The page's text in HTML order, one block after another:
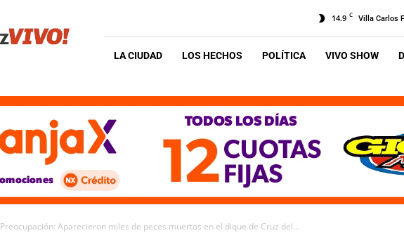
14.9 C Villa Carlos
LA CIUDAD LOS HECHOS POLÍTICA VIVO SHOW
Preocupación: Aparecieron miles de peces muertos en el dique de Cruz del...